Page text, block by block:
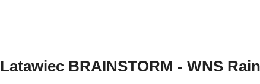
Latawiec BRAINSTORM - WNS